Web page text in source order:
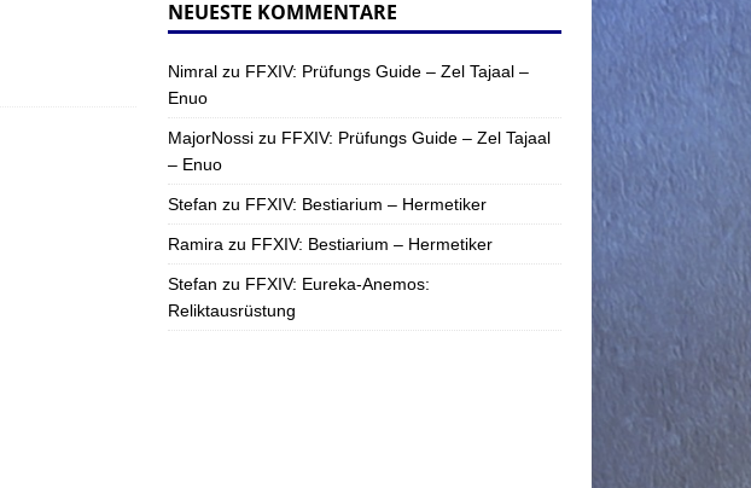
NEUESTE KOMMENTARE
Nimralzu FFXIV: Prüfungs Guide – Zel Tajaal –
Enuo
MajorNossizu FFXIV: Prüfungs Guide – Zel Tajaal
– Enuo
Stefan zu FFXIV: Bestiarium – Hermetiker
Ramira zu FFXIV: Bestiarium – Hermetiker
Stefan zu FFXIV: Eureka-Anemos:
Reliktausrüstung